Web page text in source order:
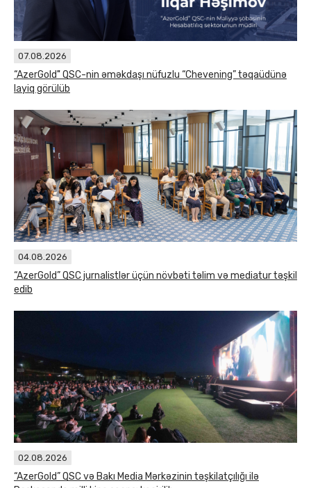
07.08.2026
“AzerGold" QSC-nin əməkdaşı nüfuzlu “Chevening” təqaüdünə
layiq görülüb
04.08.2026
“AzerGold” QSC jurnalistlər üçün növbəti təlim və mediatur təşkil
edib
02.08.2026
“AzerGold” QSC və Bakı Media Mərkəzinin təşkilatçılığı ilə